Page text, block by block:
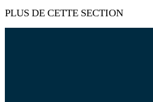
PLUS DE CETTE SECTION